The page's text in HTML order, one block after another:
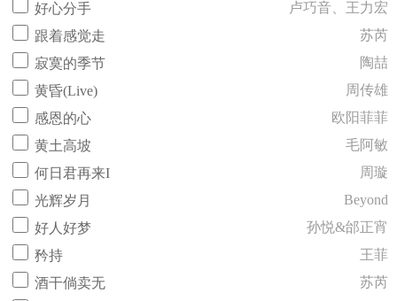
好心分手
卢巧音、王力宏
跟着感觉走
苏芮
寂寞的季节
陶喆
黄昏(Live)
周传雄
感恩的心
欧阳菲菲
黄土高坡
毛阿敏
何日君再来I
周璇
光辉岁月
Beyond
好人好梦
孙悦&邰正宵
矜持
王菲
酒干倘卖无
苏芮